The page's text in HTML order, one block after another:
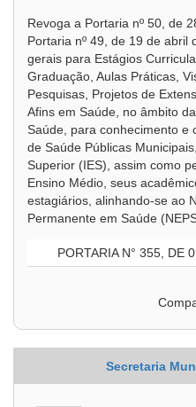
Revoga a Portaria nº 50, de
Portaria nº 49, de 19 de abril
gerais para Estágios
Graduação, Aulas Práticas,
Pesquisas, Projetos de
Afins em Saúde, no âmbito
Saúde, para conhecimento e
de Saúde Públicas
Superior (IES), assim como
Ensino Médio, seus
estagiários, alinhando-se ao
Permanente em Saúde
PORTARIA N° 355, DE
Secretaria